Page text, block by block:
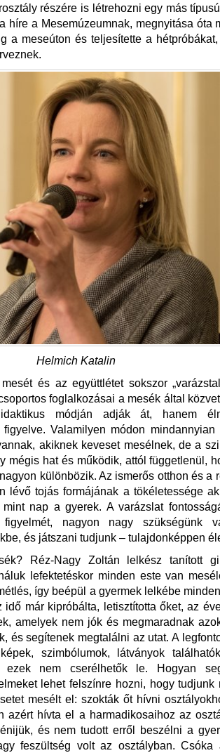
részére is létrehozni egy más
híre a Mesemúzeumnak, megnyitása óta
a meseúton és teljesítette a hétpróbákat,
Helmich Katalin
és az együttlétet sokszor
foglalkozásai a mesék által
módján adják át, hanem
Valamilyen módon mindannyian
akiknek keveset mesélnek, de a
mégis hat és működik, attól függetlenül,
különbözik. Az ismerős otthon és a
lévő tojás formájának a tökéletessége
nap a gyerek. A varázslat
nagyon nagy szükségünk
és játszani tudjunk – tulajdonképpen
Réz-Nagy
Zoltán lelkész tanított
lefektetéskor minden este van
így beépül a gyermek lelkébe
idő már kipróbálta, letisztította őket, az
amelyek nem jók és megmaradnak
és segítenek megtalálni az utat. A
szimbólumok, látványok
ezek nem cserélhetők le. Hogyan
lehet felszínre hozni, hogy tudjunk
mesélt el: szokták őt hívni
azért hívta el a harmadikosaihoz az
és nem tudott erről beszélni a
feszültség volt az osztályban. Csóka